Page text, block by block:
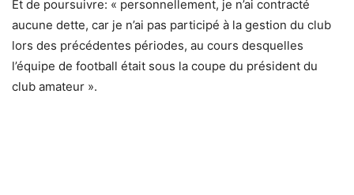
Et de poursuivre: « personnellement, je n’ai contracté
aucune dette, car je n’ai pas participé à la gestion du club
lors des précédentes périodes, au cours desquelles
l’équipe de football était sous la coupe du président du
club amateur ».